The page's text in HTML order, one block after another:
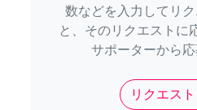
数などを入力してリ
と、そのリクエストに
サポーターから応
リクエス